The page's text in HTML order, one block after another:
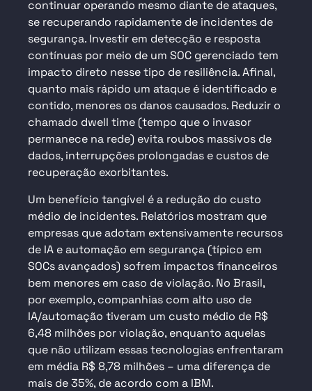
continuar operando mesmo diante de ataques,
se recuperando rapidamente de incidentes de
segurança. Investir em detecção e resposta
contínuas por meio de um SOC gerenciado tem
impacto direto nesse tipo de resiliência. Afinal,
quanto mais rápido um ataque é identificado e
contido, menores os danos causados. Reduzir o
chamado dwell time (tempo que o invasor
permanece na rede) evita roubos massivos de
dados, interrupções prolongadas e custos de
recuperação exorbitantes.
Um benefício tangível é a redução do custo
médio de incidentes. Relatórios mostram que
empresas que adotam extensivamente recursos
de IA e automação em segurança (típico em
SOCs avançados) sofrem impactos financeiros
bem menores em caso de violação. No Brasil,
por exemplo, companhias com alto uso de
IA/automação tiveram um custo médio de R$
6,48 milhões por violação, enquanto aquelas
que não utilizam essas tecnologias enfrentaram
em média R$ 8,78 milhões – uma diferença de
mais de 35%, de acordo com a IBM.